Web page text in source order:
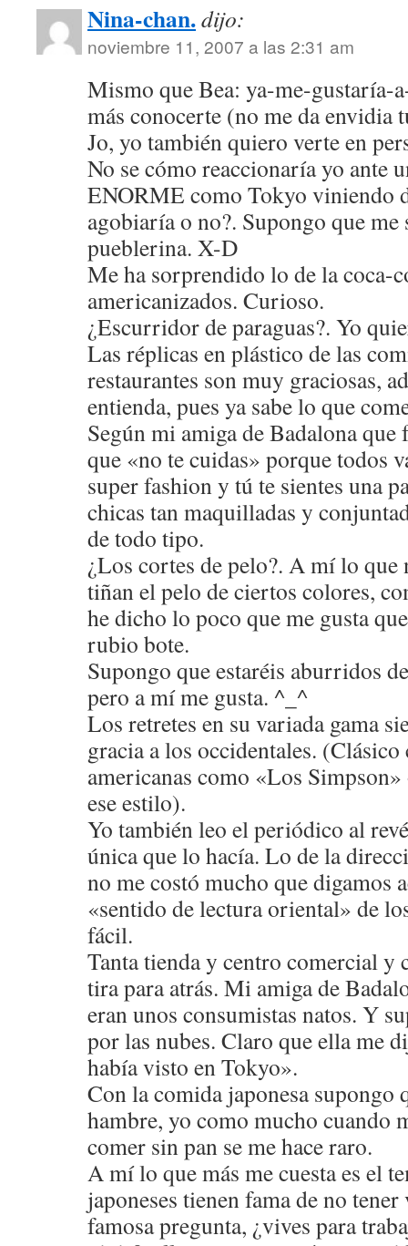
Nina-chan.dijo:
noviembre 11, 2007 a las 2:31 am
Mismo que Bea: ya-me-gustaría-
más conocerte (no me da envidia
Jo, yo también quiero verte en
No se cómo reaccionaría yo ante
ENORME como Tokyo viniendo
agobiaría o no?. Supongo que
pueblerina. X-D
Me ha sorprendido lo de la coca-
americanizados. Curioso.
¿Escurridor de paraguas?. Yo
Las réplicas en plástico de las
restaurantes son muy graciosas,
entienda, pues ya sabe lo que
Según mi amiga de Badalona que
que «no te cuidas» porque todos
super fashion y tú te sientes una
chicas tan maquilladas y
de todo tipo.
¿Los cortes de pelo?. A mí lo que
tiñan el pelo de ciertos colores,
he dicho lo poco que me gusta
rubio bote.
Supongo que estaréis aburridos
pero a mí me gusta. ^_^
Los retretes en su variada gama
gracia a los occidentales.
americanas como «Los
ese estilo).
Yo también leo el periódico al
única que lo hacía. Lo de la
no me costó mucho que digamos
«sentido de lectura oriental» de
fácil.
Tanta tienda y centro comercial y
tira para atrás. Mi amiga de
eran unos consumistas natos. Y
por las nubes. Claro que ella me
había visto en Tokyo».
Con la comida japonesa supongo
hambre, yo como mucho cuando
comer sin pan se me hace raro.
A mí lo que más me cuesta es el
japoneses tienen fama de no
famosa pregunta, ¿vives para